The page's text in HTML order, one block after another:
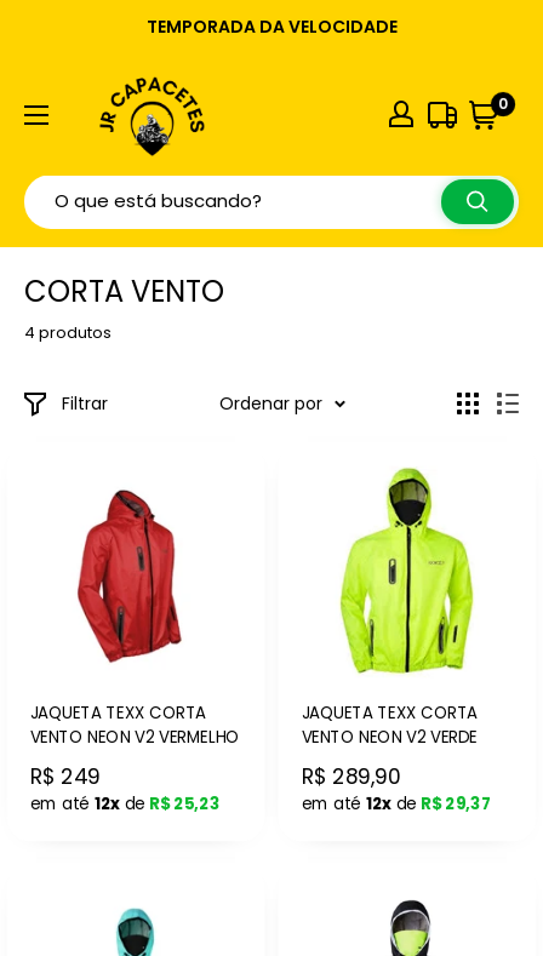
TEMPORADA DA VELOCIDADE
0
CORTA VENTO
4 produtos
Filtrar Ordenar por
JAQUETA TEXX CORTA
VENTO NEON V2 VERMELHO
R$ 249
em até 12xde R$ 25,23
JAQUETA TEXX CORTA
VENTO NEON V2 VERDE
R$ 289,90
em até 12xde R$ 29,37